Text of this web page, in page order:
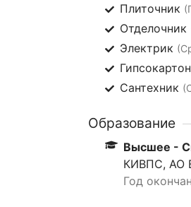
Плиточник
Отделочник
Электрик
Сантехник
Образование
Высшее -
КИВПС, АО
Год